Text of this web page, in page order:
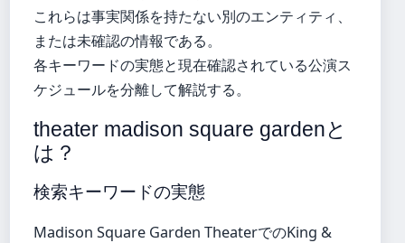
これらは事実関係を持たない別のエンティティ、
または未確認の情報である。
各キーワードの実態と現在確認されている公演ス
ケジュールを分離して解説する。
theater madison square gardenと
は？
検索キーワードの実態
Madison Square Garden TheaterでのKing &